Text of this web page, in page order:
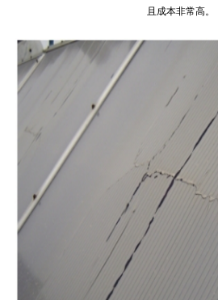
且成本非常高。